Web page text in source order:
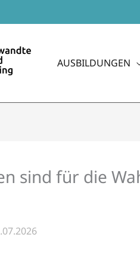
AUSBILDUNGEN
sind für die